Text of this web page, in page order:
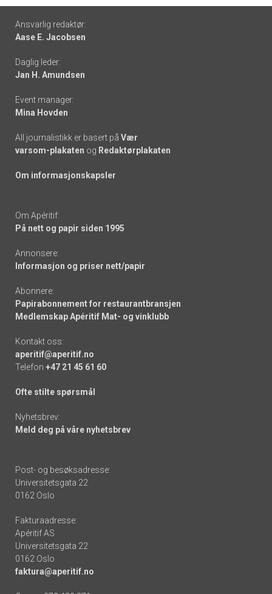
Footer
-
links
Ansvarlig redaktør:
Aase E. Jacobsen
Daglig leder:
Jan H. Amundsen
Event manager:
Mina Hovden
All journalistikk er basert på Vær
varsom-plakaten og Redaktørplakaten
Om informasjonskapsler
Om Apéritif:
På nett og papir siden 1995
Annonsere:
Informasjon og priser nett/papir
Abonnere:
Papirabonnement for restaurantbransjen
Medlemskap Apéritif Mat- og vinklubb
Kontakt oss:
aperitif@aperitif.no
Telefon +47 21 45 61 60
Ofte stilte spørsmål
Nyhetsbrev:
Meld deg på våre nyhetsbrev
Post- og besøksadresse:
Universitetsgata 22
0162 Oslo
Fakturaadresse:
Apéritif AS
Universitetsgata 22
0162 Oslo
faktura@aperitif.no